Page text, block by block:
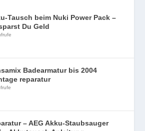
Tausch beim Nuki Power Pack –
Du Geld
Badearmatur bis 2004
reparatur
– AEG Akku-Staubsauger